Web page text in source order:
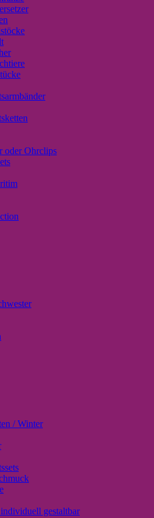
oder Ohrclips
/ Winter
gestaltbar